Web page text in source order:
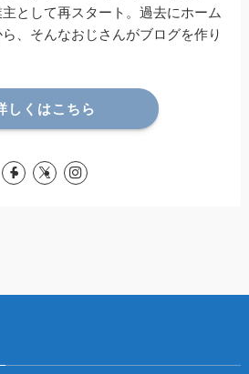
として再スタート。過去にホーム
、そんなおじさんがブログを作り
しくはこちら